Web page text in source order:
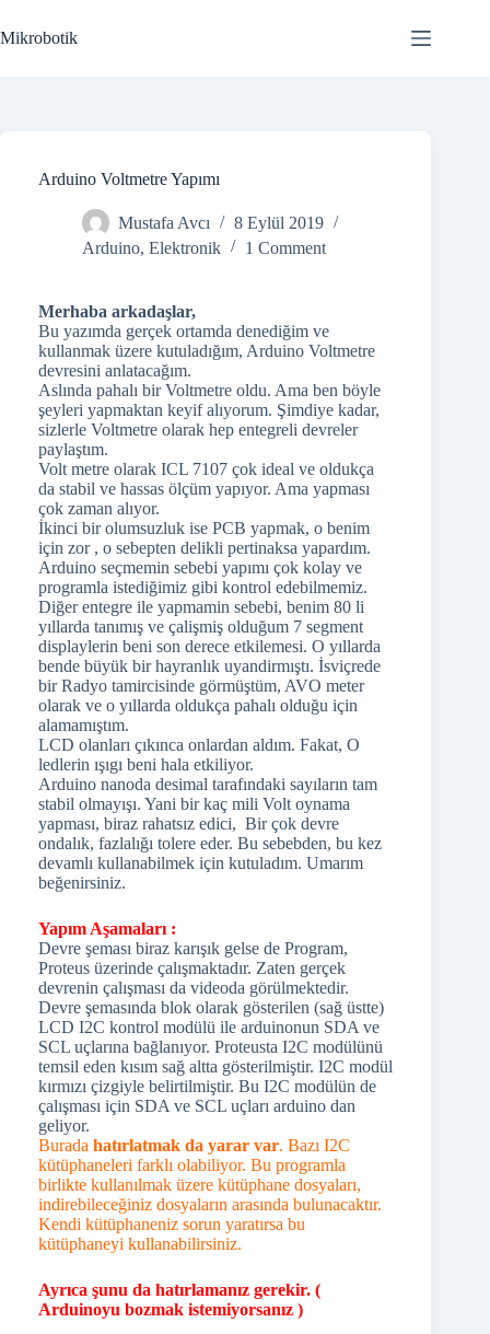
to
content
Mikrobotik
Arduino Voltmetre Yapımı
Mustafa Avcı
8 Eylül 2019
Arduino, Elektronik 1 Comment
Merhaba arkadaşlar,
Bu yazımda gerçek ortamda denediğim ve
kullanmak üzere kutuladığım, Arduino Voltmetre
devresini anlatacağım.
Aslında pahalı bir Voltmetre oldu. Ama ben böyle
şeyleri yapmaktan keyif alıyorum. Şimdiye kadar,
sizlerle Voltmetre olarak hep entegreli devreler
paylaştım.
Volt metre olarak ICL 7107 çok ideal ve oldukça
da stabil ve hassas ölçüm yapıyor. Ama yapması
çok zaman alıyor.
İkinci bir olumsuzluk ise PCB yapmak, o benim
için zor , o sebepten delikli pertinaksa yapardım.
Arduino seçmemin sebebi yapımı çok kolay ve
programla istediğimiz gibi kontrol edebilmemiz.
Diğer entegre ile yapmamin sebebi, benim 80 li
yıllarda tanımış ve çalişmiş olduğum 7 segment
displaylerin beni son derece etkilemesi. O yıllarda
bende büyük bir hayranlık uyandirmıştı. İsviçrede
bir Radyo tamircisinde görmüştüm, AVO meter
olarak ve o yıllarda oldukça pahalı olduğu için
alamamıştım.
LCD olanları çıkınca onlardan aldım. Fakat, O
ledlerin ışıgı beni hala etkiliyor.
Arduino nanoda desimal tarafındaki sayıların tam
stabil olmayışı. Yani bir kaç mili Volt oynama
yapması, biraz rahatsız edici, Bir çok devre
ondalık, fazlalığı tolere eder. Bu sebebden, bu kez
devamlı kullanabilmek için kutuladım. Umarım
beğenirsiniz.
Yapım Aşamaları :
Devre şeması biraz karışık gelse de Program,
Proteus üzerinde çalışmaktadır. Zaten gerçek
devrenin çalışması da videoda görülmektedir.
Devre şemasında blok olarak gösterilen (sağ üstte)
LCD I2C kontrol modülü ile arduinonun SDA ve
SCL uçlarına bağlanıyor. Proteusta I2C modülünü
temsil eden kısım sağ altta gösterilmiştir. I2C modül
kırmızı çizgiyle belirtilmiştir. Bu I2C modülün de
çalışması için SDA ve SCL uçları arduino dan
geliyor.
Burada hatırlatmak da yarar var. Bazı I2C
kütüphaneleri farklı olabiliyor. Bu programla
birlikte kullanılmak üzere kütüphane dosyaları,
indirebileceğiniz dosyaların arasında bulunacaktır.
Kendi kütüphaneniz sorun yaratırsa bu
kütüphaneyi kullanabilirsiniz.
Ayrıca şunu da hatırlamanız gerekir. (
Arduinoyu bozmak istemiyorsanız )